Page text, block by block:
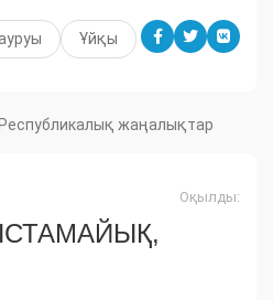
Ұйқы
Республикалық жаңалықтар
Оқылды: